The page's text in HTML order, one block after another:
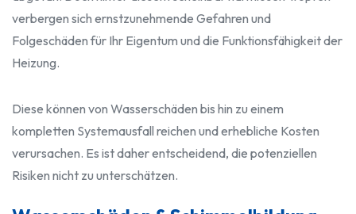
verbergen sich ernstzunehmende Gefahren und
Folgeschäden für Ihr Eigentum und die Funktionsfähigkeit der
Heizung.
Diese können von Wasserschäden bis hin zu einem
kompletten Systemausfall reichen und erhebliche Kosten
verursachen. Es ist daher entscheidend, die potenziellen
Risiken nicht zu unterschätzen.